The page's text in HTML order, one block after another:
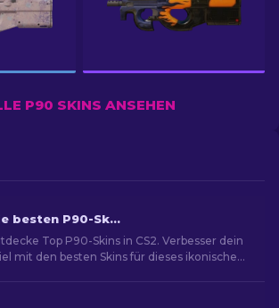
P90 SKINS ANSEHEN
Die besten P90-Skins in CS2: Rangliste [2026]
Top P90-Skins in CS2. Verbesser dein
mit den besten Skins für dieses ikonische